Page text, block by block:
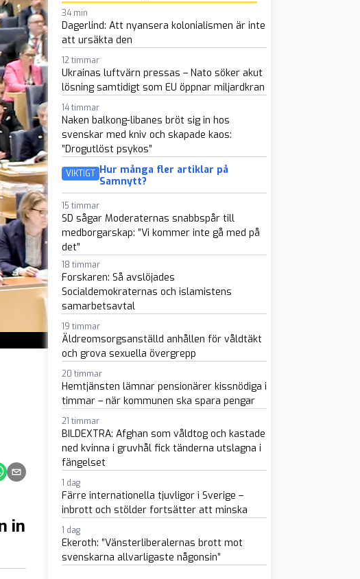
Telegram
på Whatsapp
Dela via e-post
in
34 min
Dagerlind: Att nyansera kolonialismen är inte
att ursäkta den
12 timmar
Ukrainas luftvärn pressas – Nato söker akut
lösning samtidigt som EU öppnar miljardkran
14 timmar
Naken balkong-libanes bröt sig in hos
svenskar med kniv och skapade kaos:
”Drogutlöst psykos”
VIKTIGT Hur många fler artiklar på
Samnytt?
15 timmar
SD sågar Moderaternas snabbspår till
medborgarskap: ”Vi kommer inte gå med på
det”
18 timmar
Forskaren: Så avslöjades
Socialdemokraternas och islamistens
samarbetsavtal
19 timmar
Äldreomsorgsanställd anhållen för våldtäkt
och grova sexuella övergrepp
20 timmar
Hemtjänsten lämnar pensionärer kissnödiga i
timmar – när kommunen ska spara pengar
21 timmar
BILDEXTRA: Afghan som våldtog och kastade
ned kvinna i gruvhål fick tänderna utslagna i
fängelset
1 dag
Färre internationella tjuvligor i Sverige –
inbrott och stölder fortsätter att minska
1 dag
Ekeroth: ”Vänsterliberalernas brott mot
svenskarna allvarligaste någonsin”